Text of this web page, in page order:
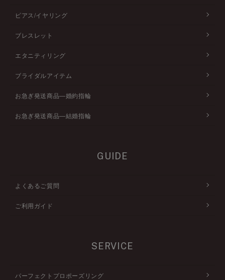
ピアス/イヤリング
ブレスレット
エタニティリング
ブライダルアイテム
お急ぎ発送商品―婚約指輪
お急ぎ発送商品―結婚指輪
GUIDE
よくあるご質問
ご利用ガイド
SERVICE
パーフェクトプロポーズリング